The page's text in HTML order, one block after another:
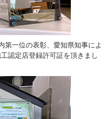
第一位の表彰、愛知県知事によ
認定店登録許可証を頂きまし